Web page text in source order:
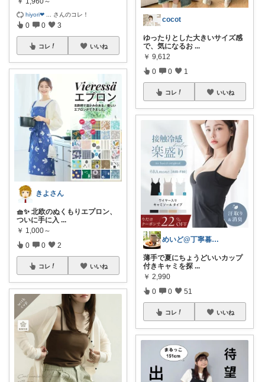
hiyori❤ さんのコレ！
0 0 3
コレ いいね
きよさん
🧺✨ 北欧のぬくもりエプロン、
ついに手に入 ...
￥ 1,000～
0 0 2
コレ いいね
cocot
ゆったりとした大きいサイズ感
で、気になるお ...
￥ 9,612
0 0 1
コレ いいね
めいど@丁寧暮らし✨️
薄手で夏にちょうどいいカップ
付きキャミを探 ...
￥ 2,990
0 0 51
コレ いいね